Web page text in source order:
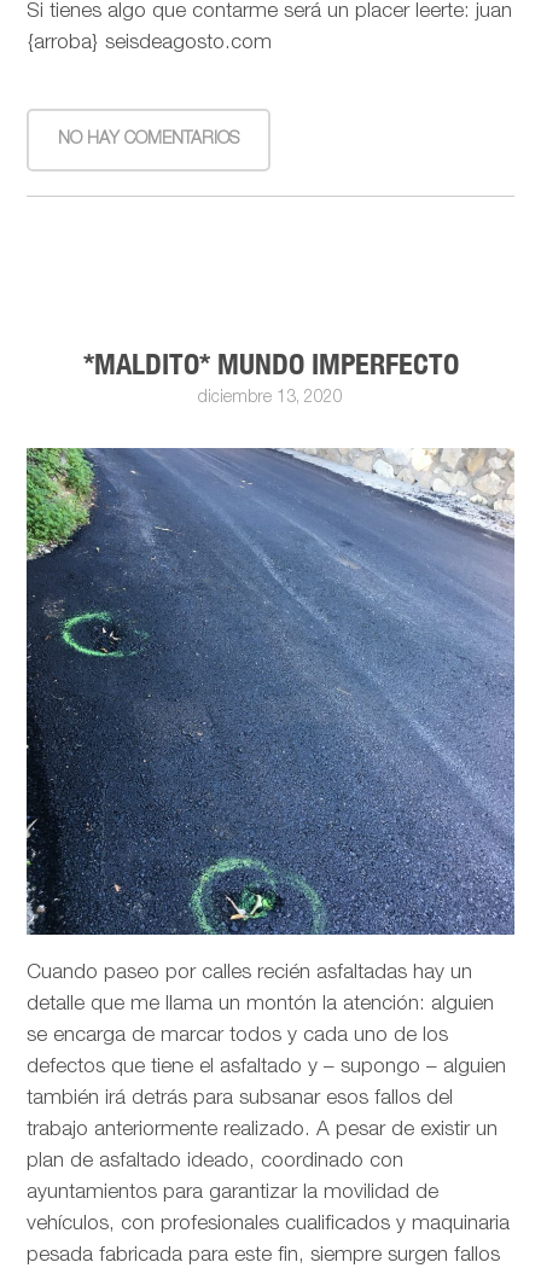
Si tienes algo que contarme será un placer leerte: juan
{arroba} seisdeagosto.com
NO HAY COMENTARIOS
*MALDITO* MUNDO IMPERFECTO
diciembre 13, 2020
Cuando paseo por calles recién asfaltadas hay un
detalle que me llama un montón la atención: alguien
se encarga de marcar todos y cada uno de los
defectos que tiene el asfaltado y – supongo – alguien
también irá detrás para subsanar esos fallos del
trabajo anteriormente realizado. A pesar de existir un
plan de asfaltado ideado, coordinado con
ayuntamientos para garantizar la movilidad de
vehículos, con profesionales cualificados y maquinaria
pesada fabricada para este fin, siempre surgen fallos